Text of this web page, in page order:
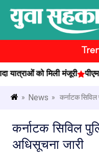
को मिली मंजूरी पीएम
» News » कर्नाटक सिविल
कर्नाटक सिविल
अधिसूचना जारी